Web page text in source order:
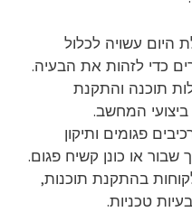
היום עשויה לכלול
כדי לזהות את הבעיה.
תוכנה והתקנת
המחשב.
פגומים ותיקון
או כונן קשיח פגום.
בהתקנת תוכנות,
טכניות.